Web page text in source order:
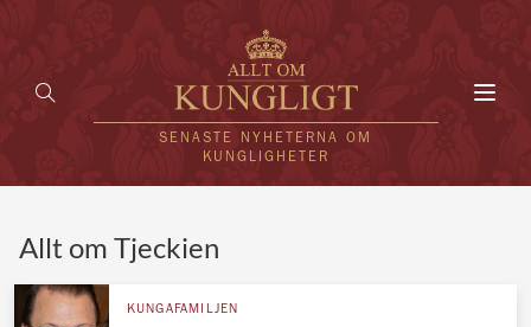
SENASTE NYHETERNA OM
KUNGLIGHETER
Allt om Tjeckien
KUNGAFAMILJEN